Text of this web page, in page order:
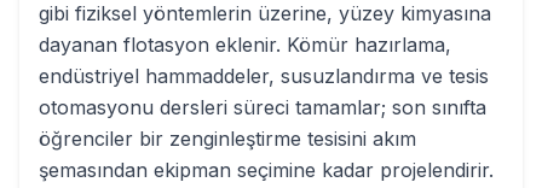
gibi fiziksel yöntemlerin üzerine, yüzey kimyasına
dayanan flotasyon eklenir. Kömür hazırlama,
endüstriyel hammaddeler, susuzlandırma ve tesis
otomasyonu dersleri süreci tamamlar; son sınıfta
öğrenciler bir zenginleştirme tesisini akım
şemasından ekipman seçimine kadar projelendirir.